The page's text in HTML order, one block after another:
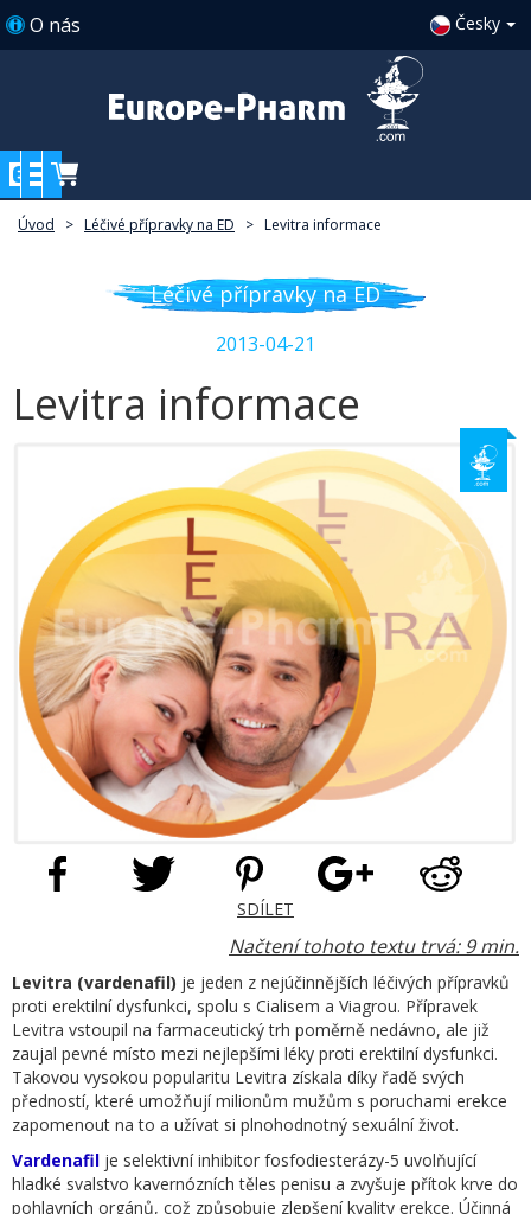
O nás Česky
Úvod > Léčivé přípravky na ED > Levitra informace
Léčivé přípravky na ED
2013-04-21
Levitra informace
SDÍLET
Načtení tohoto textu trvá: 9 min.
Levitra (vardenafil) je jeden z nejúčinnějších léčivých přípravků
proti erektilní dysfunkci, spolu s Cialisem a Viagrou. Přípravek
Levitra vstoupil na farmaceutický trh poměrně nedávno, ale již
zaujal pevné místo mezi nejlepšími léky proti erektilní dysfunkci.
Takovou vysokou popularitu Levitra získala díky řadě svých
předností, které umožňují milionům mužům s poruchami erekce
zapomenout na to a užívat si plnohodnotný sexuální život.
Vardenafil je selektivní inhibitor fosfodiesterázy-5 uvolňující
hladké svalstvo kavernózních těles penisu a zvyšuje přítok krve do
pohlavních orgánů, což způsobuje zlepšení kvality erekce. Účinná